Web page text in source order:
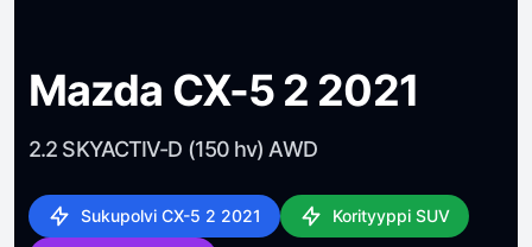
Mazda CX-5 2 2021
2.2 SKYACTIV-D (150 hv) AWD
Sukupolvi CX-5 2 2021 Korityyppi SUV